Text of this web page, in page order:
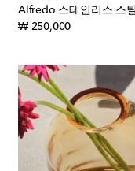
₩ 250,000original price